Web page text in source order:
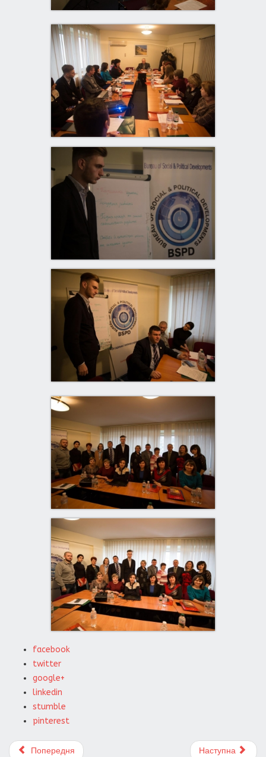
facebook
twitter
google+
linkedin
stumble
pinterest
Попередня Наступна